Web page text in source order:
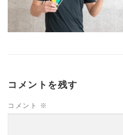
コメントを残す
コメント ※